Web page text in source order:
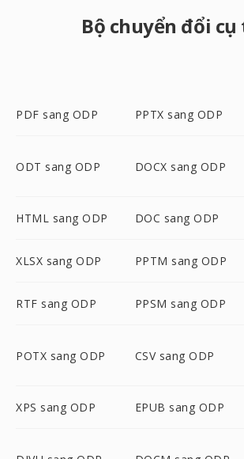
Bộ chuyển đổi cụ
PDF sang ODP PPTX sang ODP
ODT sang ODP DOCX sang ODP
HTML sang ODP DOC sang ODP
XLSX sang ODP PPTM sang ODP
RTF sang ODP PPSM sang ODP
POTX sang ODP CSV sang ODP
XPS sang ODP EPUB sang ODP